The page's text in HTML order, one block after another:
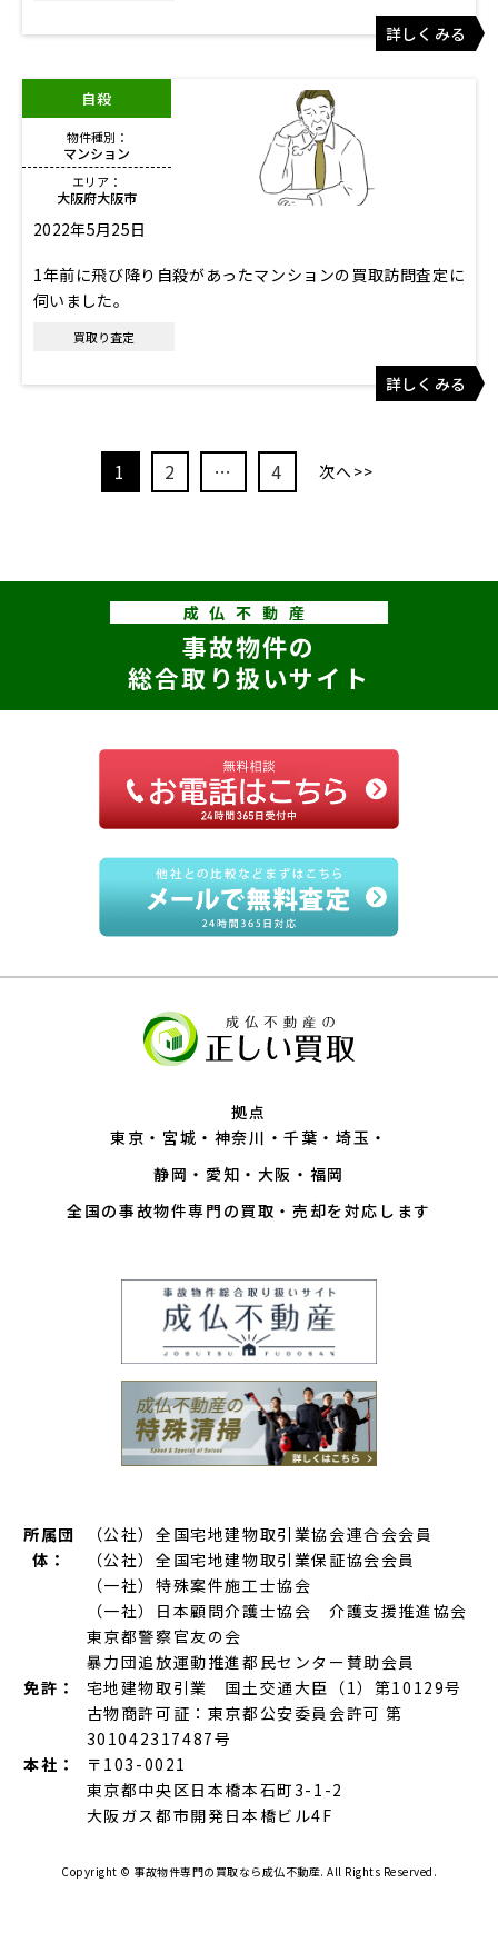
詳しくみる
自殺
物件種別：
マンション
エリア：
大阪府大阪市
2022年5月25日
1年前に飛び降り自殺があったマンションの買取訪問査定に
伺いました。
買取り査定
詳しくみる
1 2 … 4 次へ>>
成仏不動産
事故物件の
総合取り扱いサイト
拠点
東京
宮城 神奈川 千葉
埼玉
静岡
愛知 大阪
福岡
全国の事故物件専門の買取・売却を対応します
所属団
体：
（公社）全国宅地建物取引業協会連合会会員
（公社）全国宅地建物取引業保証協会会員
（一社）特殊案件施工士協会
（一社）日本顧問介護士協会 介護支援推進協会
東京都警察官友の会
暴力団追放運動推進都民センター賛助会員
免許：
宅地建物取引業 国土交通大臣（1）第10129号
古物商許可証：東京都公安委員会許可 第
301042317487号
本社：
〒103-0021
東京都中央区日本橋本石町3-1-2
大阪ガス都市開発日本橋ビル4F
Copyright © 事故物件専門の買取なら成仏不動産. All Rights Reserved.